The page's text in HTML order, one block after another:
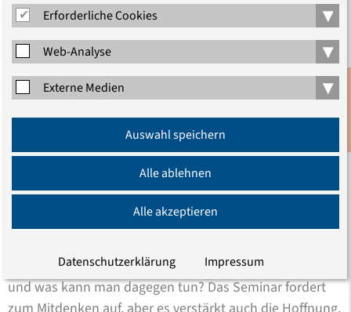
die Studienleiterin nach der Veranstaltung. „Dafür haben
wir viele verschiedene inhaltliche und methodische
Impulse aus der historisch-politischen Bildung, der
Antidiskriminierungsarbeit, der Körperarbeit und vieles
mehr gesetzt. Das Interesse und die eigenen
weiterführenden Ideen für die Arbeit im Projekt haben
unsere Erwartungen weit übertroffen.“
„Wir sind hier“ ist ein Anfang mit Singen, Rollenspielen
und vielen Diskussionen. Was sind Kategorien von
Diskriminierung? Ist die verstärkte Polizeikontrolle
Sicherheitsmaßnahme? Wie entsteht Diskriminierung
und was kann man dagegen tun? Das Seminar fordert
zum Mitdenken auf, aber es verstärkt auch die Hoffnung,
Anmeldung
Erforderliche Cookies
▾
Web-Analyse ▾
Externe Medien ▾
Auswahl speichern
Alle ablehnen
Alle akzeptieren
Datenschutzerklärung Impressum